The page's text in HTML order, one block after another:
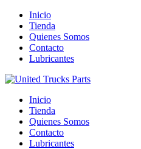
Inicio
Tienda
Quienes Somos
Contacto
Lubricantes
Inicio
Tienda
Quienes Somos
Contacto
Lubricantes